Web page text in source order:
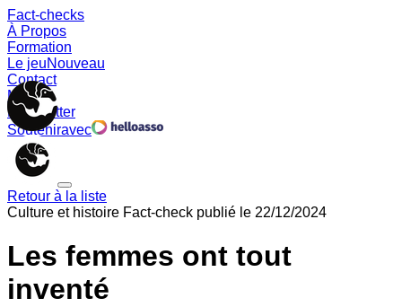
Fact-checks
À Propos
Formation
Le jeuNouveau
Contact
Memes
Newsletter
Souteniravec
Retour à la liste
Culture et histoire Fact-check publié le 22/12/2024
Les femmes ont tout
inventé